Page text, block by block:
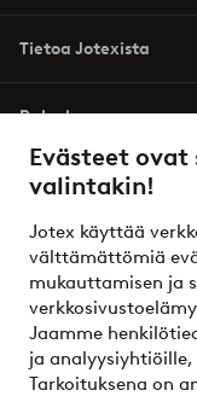
Evästeet
valintakin!
Jotex käyttää
välttämättömiä
mukauttamisen ja
Jaamme
ja
Tarkoituksena on
Tietoa Jotexista
Palvelumme
Ehdot
Ystävät
Turvalliset
Haluatko